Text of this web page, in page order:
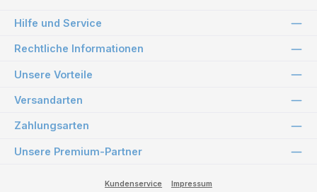
Hilfe und Service
Rechtliche Informationen
Unsere Vorteile
Versandarten
Zahlungsarten
Unsere Premium-Partner
Kundenservice Impressum